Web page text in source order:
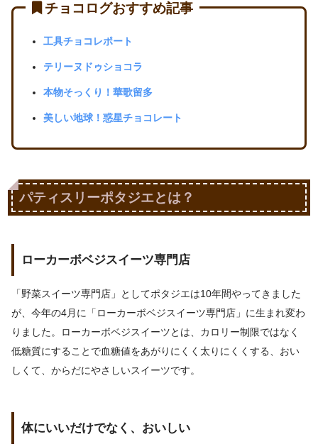
チョコログおすすめ記事
工具チョコレポート
テリーヌドゥショコラ
本物そっくり！華歌留多
美しい地球！惑星チョコレート
パティスリーポタジエとは？
ローカーボベジスイーツ専門店
「野菜スイーツ専門店」としてポタジエは10年間やってきました
が、今年の4月に「ローカーボベジスイーツ専門店」に生まれ変わ
りました。ローカーボベジスイーツとは、カロリー制限ではなく
低糖質にすることで血糖値をあがりにくく太りにくくする、 おい
しくて、からだにやさしいスイーツです。
体にいいだけでなく、おいしい